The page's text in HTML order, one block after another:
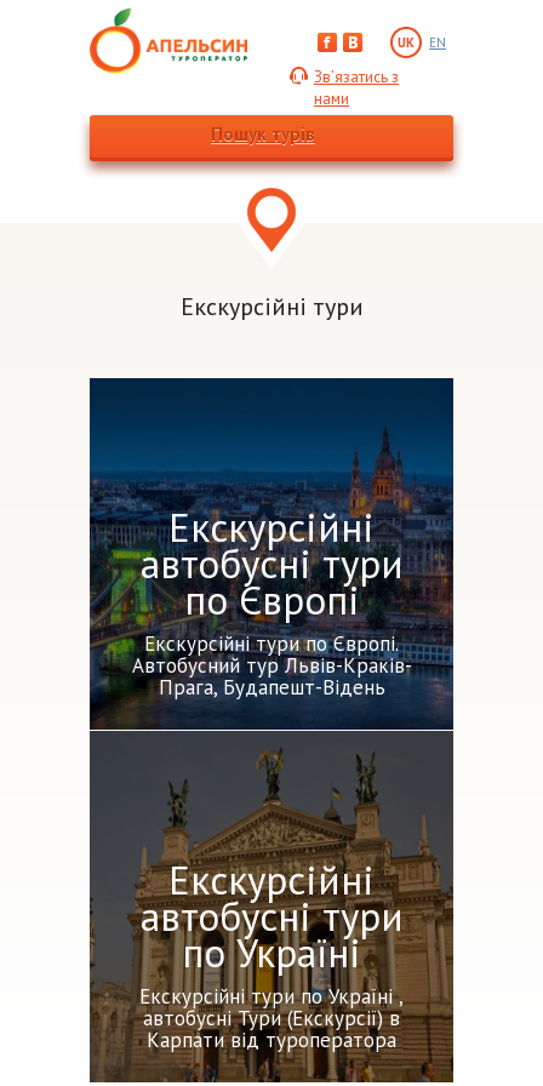
Зв’язатись з
нами
UK EN
Пошук турів
Екскурсійні тури
Екскурсійні
автобусні тури
по Європі
Екскурсійні тури по Європі.
Автобусний тур Львів-Краків-
Прага, Будапешт-Відень
Екскурсійні
автобусні тури
по Україні
Екскурсійні тури по Україні ,
автобусні Тури (Екскурсії) в
Карпати від туроператора